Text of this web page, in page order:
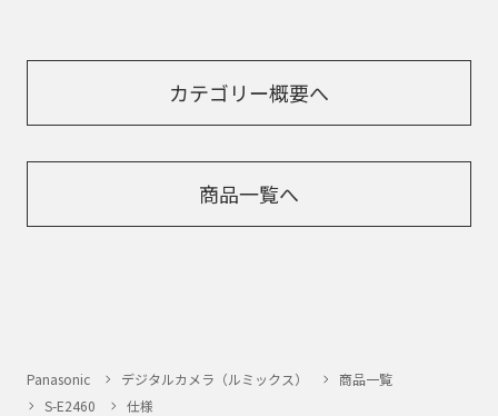
カテゴリー概要へ
商品一覧へ
Panasonic デジタルカメラ（ルミックス）
商品一覧
S-E2460
仕様